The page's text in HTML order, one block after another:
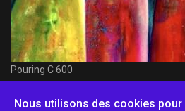
Pouring C 600
Nous utilisons des cookies